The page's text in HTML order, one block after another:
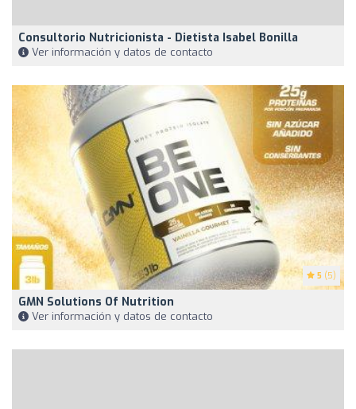
Consultorio Nutricionista - Dietista Isabel Bonilla
Ver información y datos de contacto
5 (5)
GMN Solutions Of Nutrition
Ver información y datos de contacto